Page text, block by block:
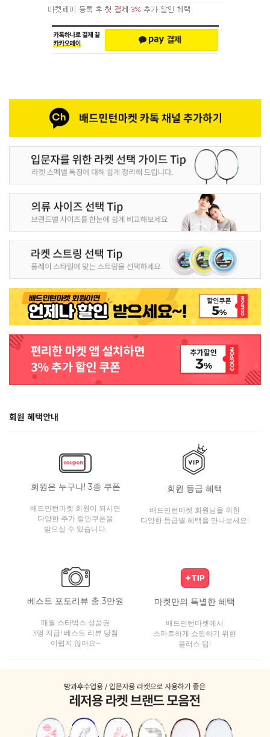
회원 혜택안내
회원은 누구나! 3종 쿠폰
배드민턴마켓 회원이 되시면
다양한 추가 할인쿠폰을
받으실 수 있습니다.
회원 등급 혜택
배드민턴마켓 회원님을 위한
다양한 등급별 혜택을 만나보세요!
베스트 포토리뷰 총 3만원
매월 스타벅스 상품권
3명 지급! 베스트 리뷰 당첨
어렵지 않아요~
마켓만의 특별한 혜택
배드민턴마켓에서
스마트하게 쇼핑하기 위한
플러스 팁!